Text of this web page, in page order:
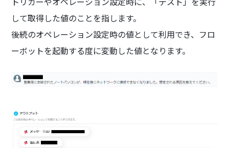
して取得した値のことを指します。
後続のオペレーション設定時の値として利用でき、フロ
ーボットを起動する度に変動した値となります。